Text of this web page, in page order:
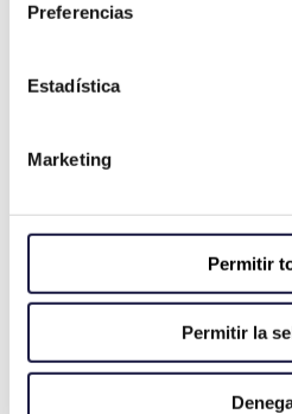
Preferencias
Estadística
Marketing
Permitir
Permitir la
Modelos de Opel
cártel
Algunos de los
comúnmente
Opel ADAM